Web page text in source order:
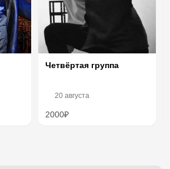
Четвёртая группа
20 августа
2000₽